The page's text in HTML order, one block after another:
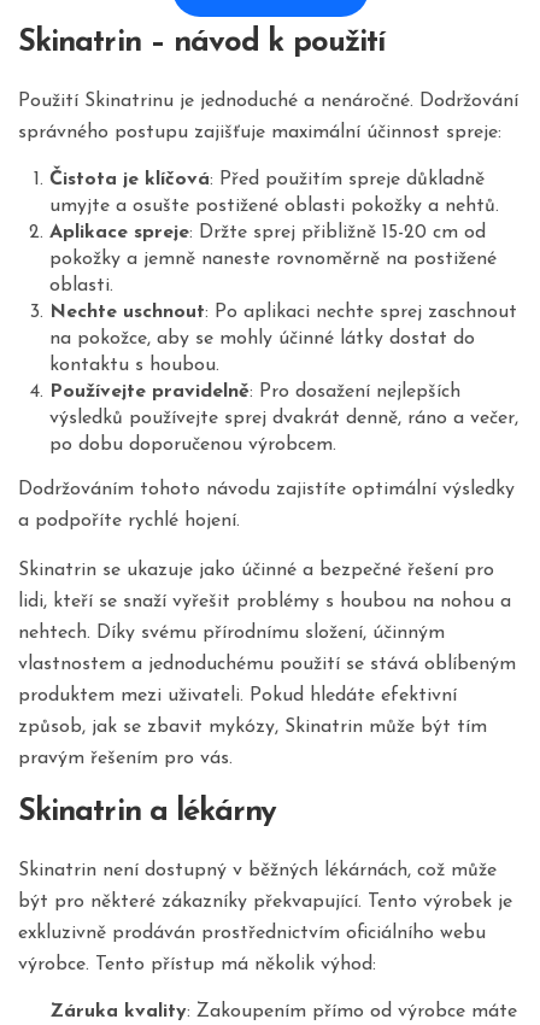
Skinatrin – návod k použití
Použití Skinatrinu je jednoduché a nenáročné. Dodržování
správného postupu zajišťuje maximální účinnost spreje:
Čistota je klíčová: Před použitím spreje důkladně
umyjte a osušte postižené oblasti pokožky a nehtů.
Aplikace spreje: Držte sprej přibližně 15-20 cm od
pokožky a jemně naneste rovnoměrně na postižené
oblasti.
Nechte uschnout: Po aplikaci nechte sprej zaschnout
na pokožce, aby se mohly účinné látky dostat do
kontaktu s houbou.
Používejte pravidelně: Pro dosažení nejlepších
výsledků používejte sprej dvakrát denně, ráno a večer,
po dobu doporučenou výrobcem.
Dodržováním tohoto návodu zajistíte optimální výsledky
a podpoříte rychlé hojení.
Skinatrin se ukazuje jako účinné a bezpečné řešení pro
lidi, kteří se snaží vyřešit problémy s houbou na nohou a
nehtech. Díky svému přírodnímu složení, účinným
vlastnostem a jednoduchému použití se stává oblíbeným
produktem mezi uživateli. Pokud hledáte efektivní
způsob, jak se zbavit mykózy, Skinatrin může být tím
pravým řešením pro vás.
Skinatrin a lékárny
Skinatrin není dostupný v běžných lékárnách, což může
být pro některé zákazníky překvapující. Tento výrobek je
exkluzivně prodáván prostřednictvím oficiálního webu
výrobce. Tento přístup má několik výhod:
Záruka kvality: Zakoupením přímo od výrobce máte